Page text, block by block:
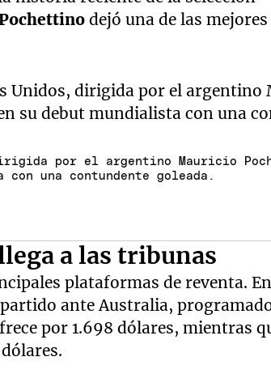
dejó una de las
por el argentino Mauricio
una contundente goleada.
a las tribunas
plataformas de reventa.
ante Australia,
por 1.698 dólares, mientras